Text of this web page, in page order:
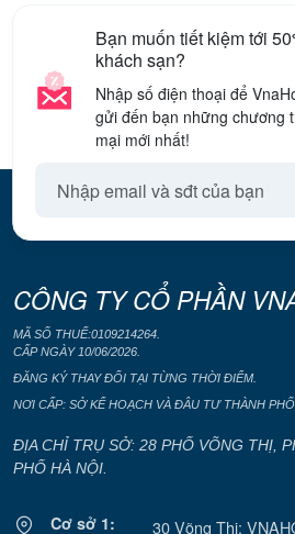
Bạn muốn tiết kiệm tới
khách sạn?
Nhập số điện thoại để
gửi đến bạn những chương
mại mới nhất!
CÔNG TY CỔ PHẦN
MÃ SỐ THUẾ:0109214264.
CẤP NGÀY 10/06/2026.
ĐĂNG KÝ THAY ĐỔI TẠI TỪNG THỜI ĐIỂM.
NƠI CẤP: SỞ KẾ HOẠCH VÀ ĐÂU TƯ THÀNH PHỐ
ĐỊA CHỈ TRỤ SỞ: 28 PHỐ VÕNG THỊ,
PHỐ HÀ NỘI.
Cơ sở 1: 30 Võng Thị: